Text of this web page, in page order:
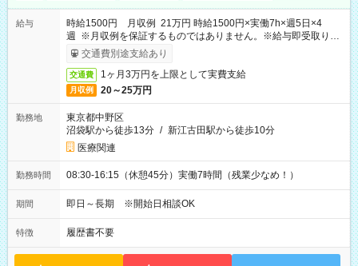
給与
時給1500円 月収例 21万円 時給1500円×実働7h×週5日×4
週 ※月収例を保証するものではありません。※給与即受取りサ
ービス利用可（利用条件有）
交通費別途支給あり
交通費 1ヶ月3万円を上限として実費支給
月収例 20～25万円
勤務地
東京都中野区
沼袋駅から徒歩13分 / 新江古田駅から徒歩10分
医療関連
勤務時間 08:30-16:15（休憩45分）実働7時間（残業少なめ！）
期間 即日～長期 ※開始日相談OK
特徴 履歴書不要